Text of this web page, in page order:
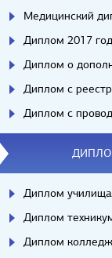
Медицинский
Диплом 2017
Диплом о
Диплом с
Диплом с
Диплом училища
Диплом
Диплом